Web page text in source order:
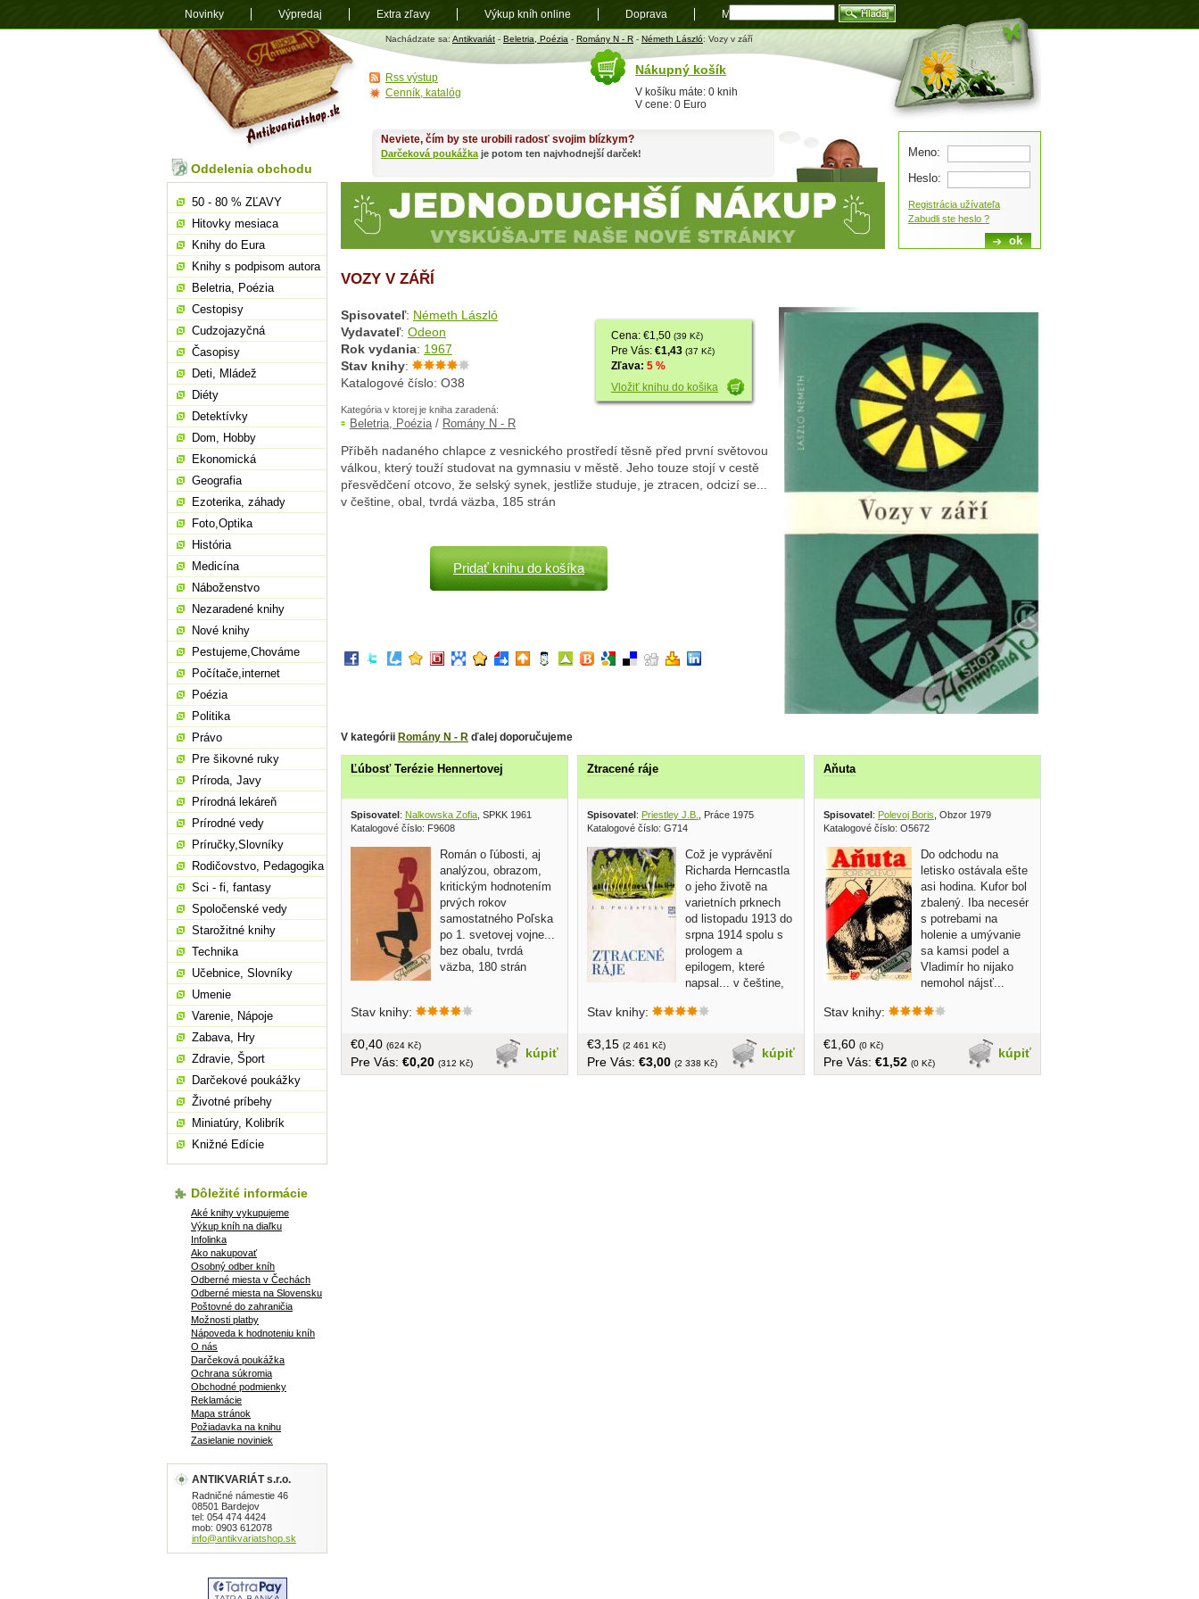
Antikvariát
shop.sk
Nachádzate sa: Antikvariát - Beletria, Poézia - Romány N - R - Németh László: Vozy v září
VOZY V ZÁŘÍ
Cena: €1,50 (39 Kč)
Pre Vás: €1,43 (37 Kč)
Zľava: 5 %
Vložiť knihu do košika
Spisovateľ: Németh László
Vydavateľ: Odeon
Rok vydania: 1967
Stav knihy:
Katalogové číslo: O38
Kategória v ktorej je kniha zaradená:
Beletria, Poézia/ Romány N - R
Příběh nadaného chlapce z vesnického prostředí těsně před první světovou
válkou, který touží studovat na gymnasiu v městě. Jeho touze stojí v cestě
přesvědčení otcovo, že selský synek, jestliže studuje, je ztracen, odcizí se...
v češtine, obal, tvrdá väzba, 185 strán
Pridať knihu do košíka
V kategórii Romány N - R ďalej doporučujeme
Ľúbosť Terézie Hennertovej
Spisovatel: Nalkowska Zofia , SPKK 1961
Katalogové číslo: F9608
Román o ľúbosti, aj
analýzou, obrazom,
kritickým hodnotením
prvých rokov
samostatného Poľska
po 1. svetovej vojne...
bez obalu, tvrdá
väzba, 180 strán
Stav knihy:
kúpiť
€0,40 (624 Kč)
Pre Vás: €0,20 (312 Kč)
Ztracené ráje
Spisovatel: Priestley J.B.
, Práce 1975
Katalogové číslo: G714
Což je vyprávění
Richarda Herncastla
o jeho životě na
varietních prknech
od listopadu 1913 do
srpna 1914 spolu s
prologem a
epilogem, které
napsal... v češtine,
Stav knihy:
kúpiť
€3,15 (2 461 Kč)
Pre Vás: €3,00 (2 338 Kč)
Aňuta
Spisovatel: Polevoj Boris , Obzor 1979
Katalogové číslo: O5672
Do odchodu na
letisko ostávala ešte
asi hodina. Kufor bol
zbalený. Iba necesér
s potrebami na
holenie a umývanie
sa kamsi podel a
Vladimír ho nijako
nemohol nájsť...
Stav knihy:
kúpiť
€1,60 (0 Kč)
Pre Vás: €1,52 (0 Kč)
Neviete, čím by ste urobili radosť svojim blízkym?
Darčeková poukážka je potom ten najvhodnejší darček!
Oddelenia obchodu
50 - 80 % ZĽAVY
Hitovky mesiaca
Knihy do Eura
Knihy s podpisom autora
Beletria, Poézia
Cestopisy
Cudzojazyčná
Časopisy
Deti, Mládež
Diéty
Detektívky
Dom, Hobby
Ekonomická
Geografia
Ezoterika, záhady
Foto,Optika
História
Medicína
Náboženstvo
Nezaradené knihy
Nové knihy
Pestujeme,Chováme
Počítače,internet
Poézia
Politika
Právo
Pre šikovné ruky
Príroda, Javy
Prírodná lekáreň
Prírodné vedy
Príručky,Slovníky
Rodičovstvo, Pedagogika
Sci - fi, fantasy
Spoločenské vedy
Starožitné knihy
Technika
Učebnice, Slovníky
Umenie
Varenie, Nápoje
Zabava, Hry
Zdravie, Šport
Darčekové poukážky
Životné príbehy
Miniatúry, Kolibrík
Knižné Edície
Dôležité informácie
Aké knihy vykupujeme
Výkup kníh na diaľku
Infolinka
Ako nakupovať
Osobný odber kníh
Odberné miesta v Čechách
Odberné miesta na Slovensku
Poštovné do zahraničia
Možnosti platby
Nápoveda k hodnoteniu kníh
O nás
Darčeková poukážka
Ochrana súkromia
Obchodné podmienky
Reklamácie
Mapa stránok
Požiadavka na knihu
Zasielanie noviniek
ANTIKVARIÁT s.r.o.
Radničné námestie 46
08501 Bardejov
tel: 054 474 4424
mob: 0903 612078
info@antikvariatshop.sk
Meno:
Heslo:
Registrácia užívateľa
Zabudli ste heslo ?
Nákupný košík
V košíku máte: 0 knih
V cene: 0 Euro
Rss výstup
Cenník, katalóg
Novinky Výpredaj Extra zľavy Výkup kníh online Doprava Mapa